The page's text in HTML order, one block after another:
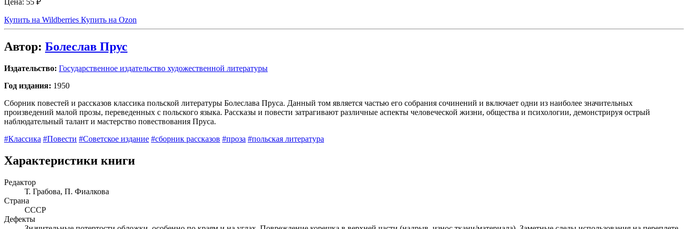
Купить на Wildberries Купить на Ozon
Автор: Болеслав Прус
Издательство: Государственное издательство художественной литературы
Год издания: 1950
Сборник повестей и рассказов классика польской литературы Болеслава Пруса. Данный том является частью его собрания сочинений и включает одни из наиболее значительных
произведений малой прозы, переведенных с польского языка. Рассказы и повести затрагивают различные аспекты человеческой жизни, общества и психологии, демонстрируя острый
наблюдательный талант и мастерство повествования Пруса.
#Классика #Повести #Советское издание #сборник рассказов #проза #польская литература
Характеристики книги
Редактор
Т. Грабова, П. Фиалкова
Страна
СССР
Дефекты